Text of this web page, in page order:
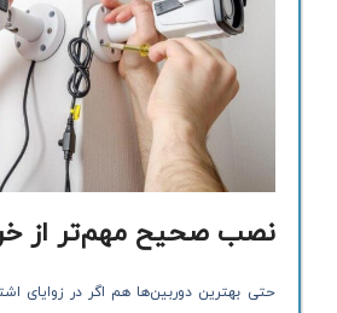
نصب صحیح مهم‌تر از
حتی بهترین دوربین‌ها هم اگر در زوایای